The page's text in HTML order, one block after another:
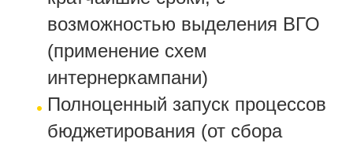
возможностью выделения ВГО
(применение схем
интернеркампани)
Полноценный запуск процессов
бюджетирования (от сбора